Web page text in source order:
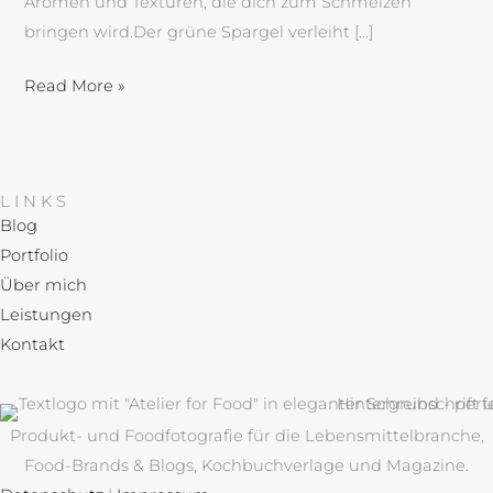
bringen wird.Der grüne Spargel verleiht […]
Read More »
LINKS
Blog
Portfolio
Über mich
Leistungen
Kontakt
Produkt- und Foodfotografie für die Lebensmittelbranche,
Food-Brands & Blogs, Kochbuchverlage und Magazine.